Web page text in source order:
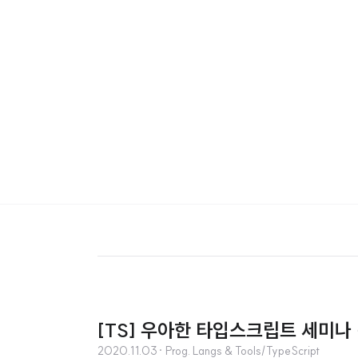
[TS] 우아한 타입스크립트 세미
2020.11.03 · Prog. Langs & Tools/TypeScript